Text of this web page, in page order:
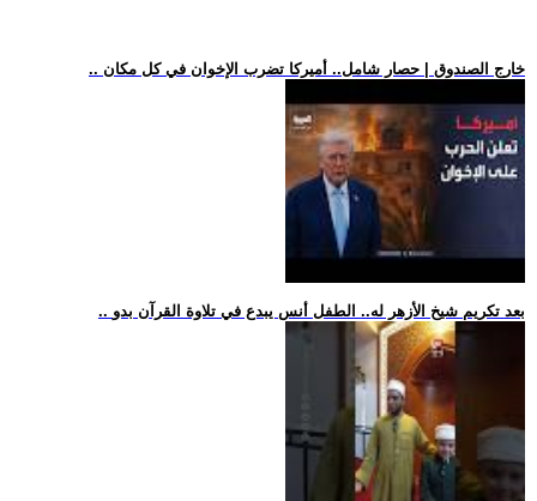
.. خارج الصندوق | حصار شامل.. أميركا تضرب الإخوان في كل مكان
.. بعد تكريم شيخ الأزهر له.. الطفل أنس يبدع في تلاوة القرآن بدو